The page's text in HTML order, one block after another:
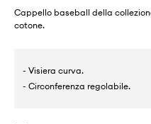
Cappello baseball della
cotone.
- Visiera curva.
- Circonferenza regolabile.